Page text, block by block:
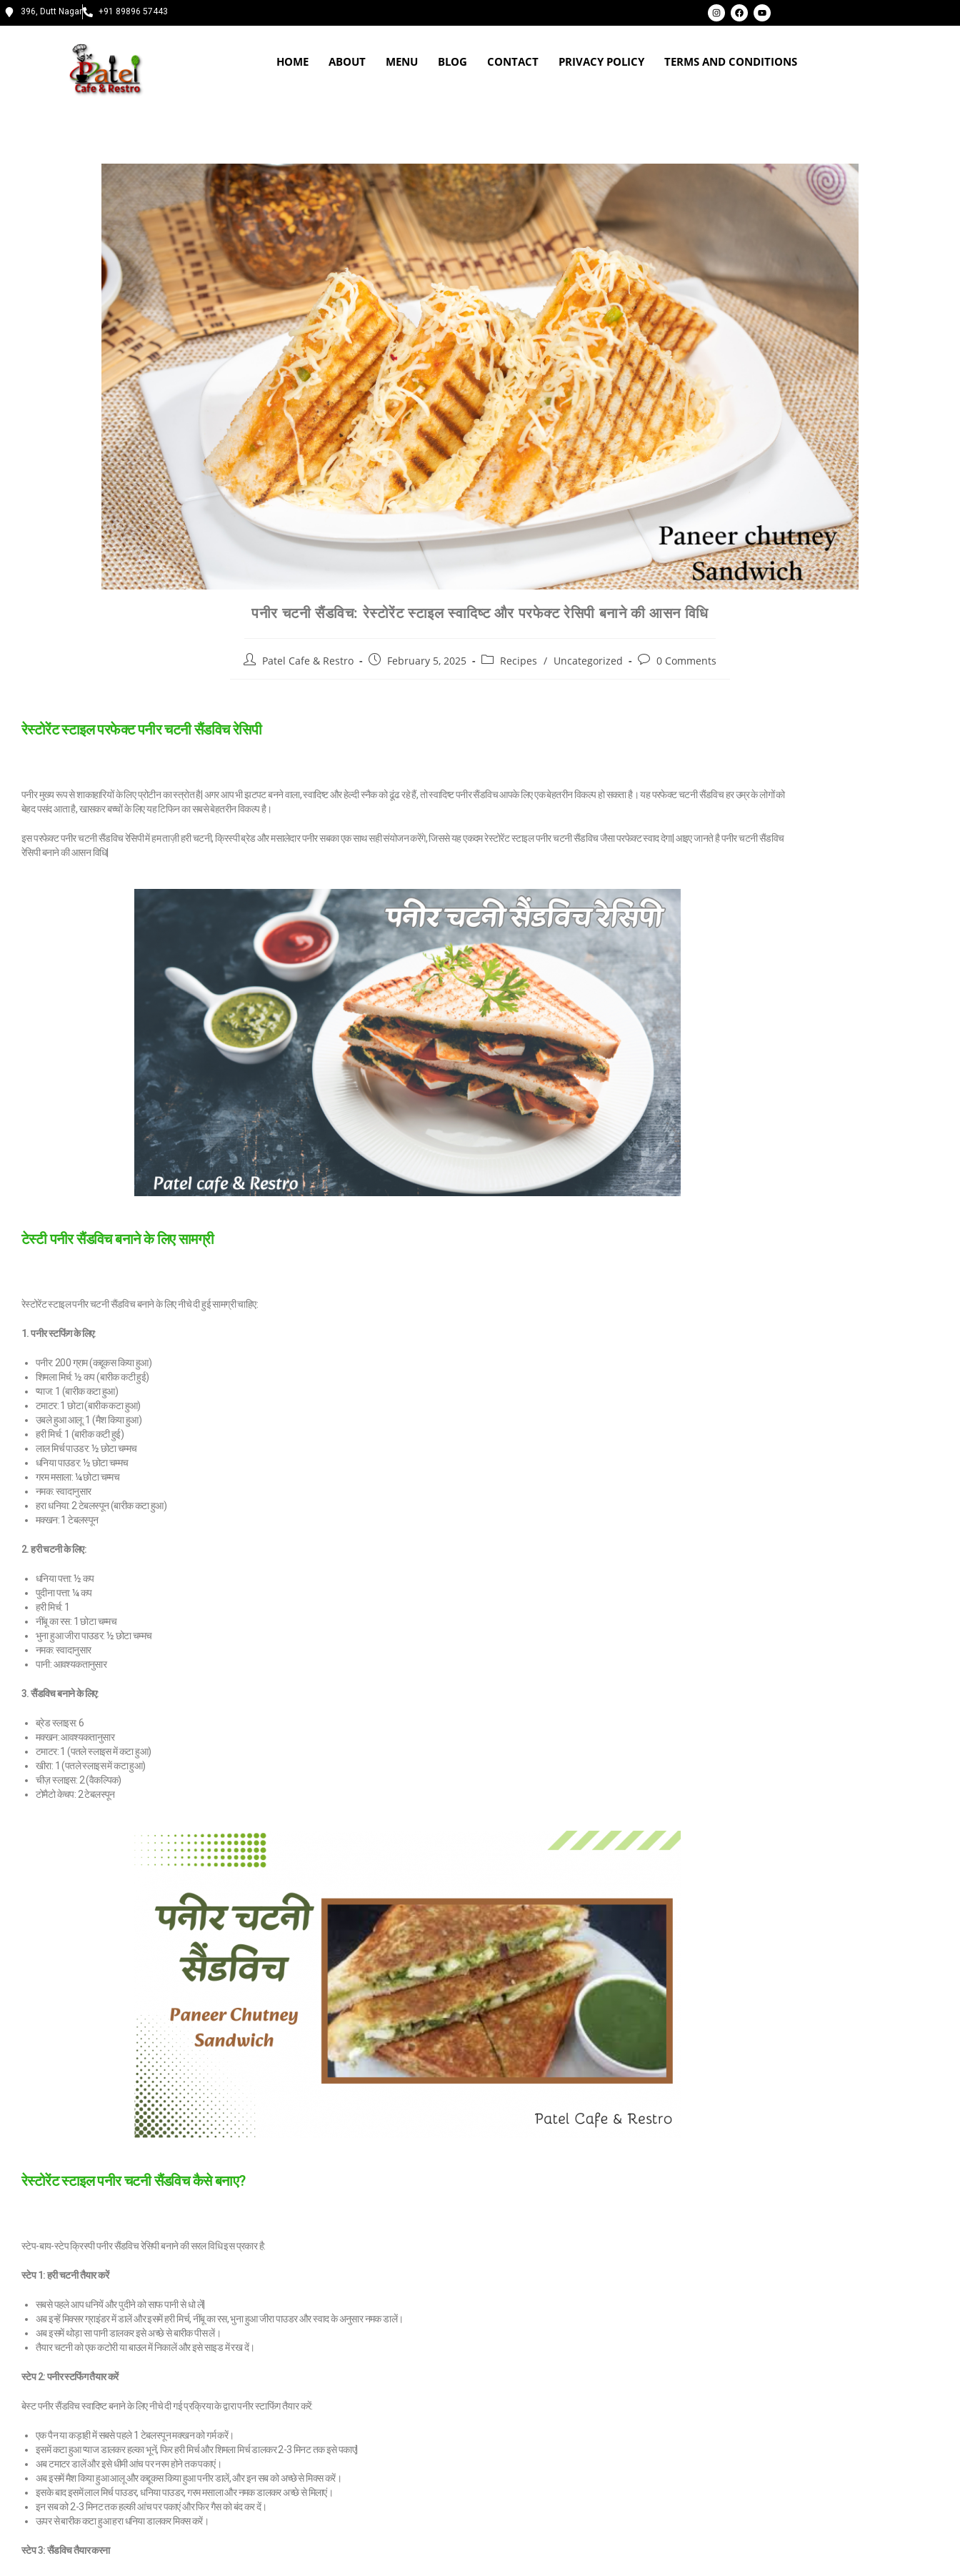
396, Dutt Nagar +91 89896 57443
HOME ABOUT MENU BLOG CONTACT PRIVACY POLICY TERMS AND CONDITIONS
पनीर चटनी सैंडविच: रेस्टोरेंट स्टाइल स्वादिष्ट और परफेक्ट रेसिपी बनाने की आसन विधि
Patel Cafe & Restro February 5, 2025 Recipes / Uncategorized 0 Comments
रेस्टोरेंट स्टाइल परफेक्ट पनीर चटनी सैंडविच रेसिपी
पनीर मुख्य रूप से शाकाहारियों के लिए प्रोटीन का स्त्रोत है| अगर आप भी झटपट बनने वाला, स्वादिष्ट और हेल्दी स्नैक को ढूंढ रहे हैं, तो स्वादिष्ट पनीर सैंडविच आपके लिए एक बेहतरीन विकल्प हो सकता है। यह परफेक्ट चटनी सैंडविच हर उम्र के लोगों को
बेहद पसंद आता है, खासकर बच्चों के लिए यह टिफिन का सबसे बेहतरीन विकल्प है।
इस परफेक्ट पनीर चटनी सैंडविच रेसिपी में हम ताज़ी हरी चटनी, क्रिस्पी ब्रेड और मसालेदार पनीर सबका एक साथ सही संयोजन करेंगे, जिससे यह एकदम रेस्टोरेंट स्टाइल पनीर चटनी सैंडविच जैसा परफेक्ट स्वाद देगा| आइए जानते है पनीर चटनी सैंडविच
रेसिपी बनाने की आसन विधि|
टेस्टी पनीर सैंडविच बनाने के लिए सामग्री
रेस्टोरेंट स्टाइल पनीर चटनी सैंडविच बनाने के लिए नीचे दी हुई सामग्री चाहिए:
1. पनीर स्टफिंग के लिए:
पनीर: 200 ग्राम (कद्दूकस किया हुआ)
शिमला मिर्च: ½ कप (बारीक कटी हुई)
प्याज: 1 (बारीक कटा हुआ)
टमाटर: 1 छोटा (बारीक कटा हुआ)
उबले हुआ आलू: 1 (मैश किया हुआ)
हरी मिर्च: 1 (बारीक कटी हुई)
लाल मिर्च पाउडर: ½ छोटा चम्मच
धनिया पाउडर: ½ छोटा चम्मच
गरम मसाला: ¼ छोटा चम्मच
नमक: स्वादानुसार
हरा धनिया: 2 टेबलस्पून (बारीक कटा हुआ)
मक्खन: 1 टेबलस्पून
2. हरी चटनी के लिए:
धनिया पत्ता: ½ कप
पुदीना पत्ता: ¼ कप
हरी मिर्च: 1
नींबू का रस: 1 छोटा चम्मच
भुना हुआ जीरा पाउडर: ½ छोटा चम्मच
नमक: स्वादानुसार
पानी: आवश्यकतानुसार
3. सैंडविच बनाने के लिए:
ब्रेड स्लाइस: 6
मक्खन: आवश्यकतानुसार
टमाटर: 1 (पतले स्लाइस में कटा हुआ)
खीरा: 1 (पतले स्लाइस में कटा हुआ)
चीज़ स्लाइस: 2 (वैकल्पिक)
टोमैटो केचप: 2 टेबलस्पून
रेस्टोरेंट स्टाइल पनीर चटनी सैंडविच कैसे बनाए?
स्टेप-बाय-स्टेप क्रिस्पी पनीर सैंडविच रेसिपी बनाने की सरल विधि इस प्रकार है:
स्टेप 1: हरी चटनी तैयार करें
सबसे पहले आप धनियें और पुदीने को साफ पानी से धो लें|
अब इन्हें मिक्सर ग्राइंडर में डालें और इसमें हरी मिर्च, नींबू का रस, भुना हुआ जीरा पाउडर और स्वाद के अनुसार नमक डालें।
अब इसमें थोड़ा सा पानी डालकर इसे अच्छे से बारीक पीस लें।
तैयार चटनी को एक कटोरी या बाउल में निकालें और इसे साइड में रख दें।
स्टेप 2: पनीर स्टफिंग तैयार करें
बेस्ट पनीर सैंडविच स्वादिष्ट बनाने के लिए नीचे दी गई प्रक्रिया के द्वारा पनीर स्टाफिंग तैयार करें:
एक पैन या कड़ाही में सबसे पहले 1 टेबलस्पून मक्खन को गर्म करें।
इसमें कटा हुआ प्याज डालकर हल्का भूनें, फिर हरी मिर्च और शिमला मिर्च डालकर 2-3 मिनट तक इसे पकाएं|
अब टमाटर डालें और इसे धीमी आंच पर नरम होने तक पकाएं।
अब इसमें मैश किया हुआ आलू और कद्दूकस किया हुआ पनीर डालें, और इन सब को अच्छे से मिक्स करें।
इसके बाद इसमें लाल मिर्च पाउडर, धनिया पाउडर, गरम मसाला और नमक डालकर अच्छे से मिलाएं।
इन सब को 2-3 मिनट तक हल्की आंच पर पकाएं और फिर गैस को बंद कर दें।
ऊपर से बारीक कटा हुआ हरा धनिया डालकर मिक्स करें।
स्टेप 3: सैंडविच तैयार करना